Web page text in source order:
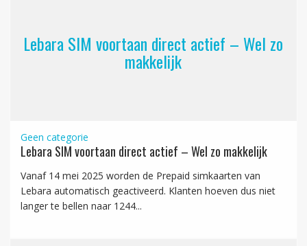
Lebara SIM voortaan direct actief – Wel zo
makkelijk
Geen categorie
Lebara SIM voortaan direct actief – Wel zo makkelijk
Vanaf 14 mei 2025 worden de Prepaid simkaarten van
Lebara automatisch geactiveerd. Klanten hoeven dus niet
langer te bellen naar 1244...